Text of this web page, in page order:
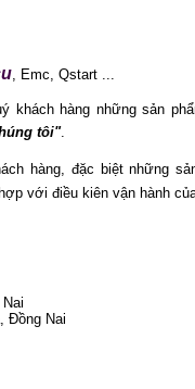
, Emc, Qstart ...
khách hàng những sản
tôi".
hàng, đặc biệt những
với điều kiên vận hành
Đồng Nai